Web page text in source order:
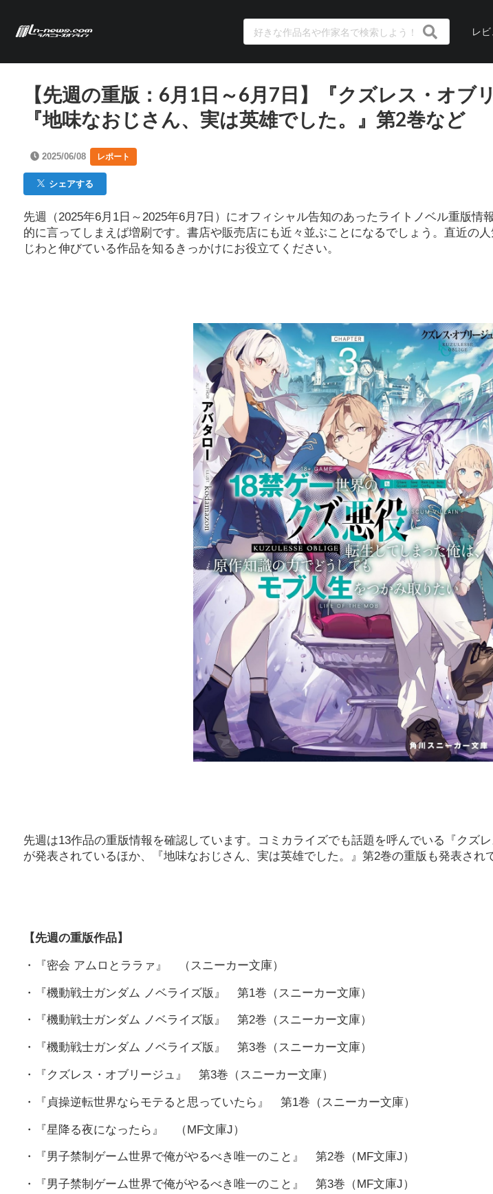
レ
【先週の重版：6月1日～6月7日】『クズレス・オブ
『地味なおじさん、実は英雄でした。』第2巻など
2025/06/08 レポート
シェアする
先週（2025年6月1日～2025年6月7日）にオフィシャル告知のあったライトノベル重版情
的に言ってしまえば増刷です。書店や販売店にも近々並ぶことになるでしょう。直近の
じわと伸びている作品を知るきっかけにお役立てください。
先週は13作品の重版情報を確認しています。コミカライズでも話題を呼んでいる『クズ
が発表されているほか、『地味なおじさん、実は英雄でした。』第2巻の重版も発表され
【先週の重版作品】
・『密会 アムロとララァ』 （スニーカー文庫）
・『機動戦士ガンダム ノベライズ版』 第1巻（スニーカー文庫）
・『機動戦士ガンダム ノベライズ版』 第2巻（スニーカー文庫）
・『機動戦士ガンダム ノベライズ版』 第3巻（スニーカー文庫）
・『クズレス・オブリージュ』 第3巻（スニーカー文庫）
・『貞操逆転世界ならモテると思っていたら』 第1巻（スニーカー文庫）
・『星降る夜になったら』 （MF文庫J）
・『男子禁制ゲーム世界で俺がやるべき唯一のこと』 第2巻（MF文庫J）
・『男子禁制ゲーム世界で俺がやるべき唯一のこと』 第3巻（MF文庫J）